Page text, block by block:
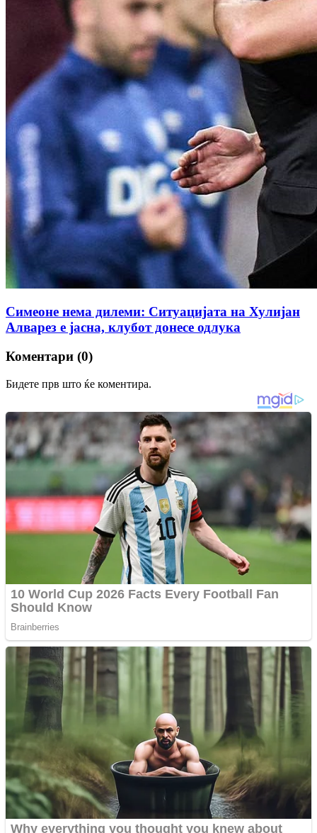
Симеоне нема дилеми: Ситуацијата на Хулијан
Алварез е јасна, клубот донесе одлука
Коментари (0)
Бидете прв што ќе коментира.